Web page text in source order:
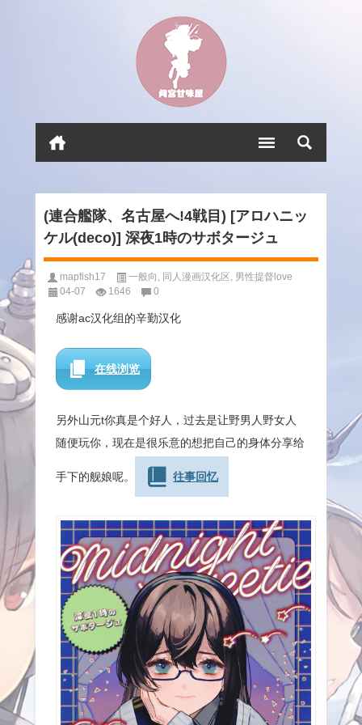
(連合艦隊、名古屋へ!4戦目) [アロハニッ
ケル(deco)] 深夜1時のサボタージュ
mapfish17 一般向 , 同人漫画汉化区 , 男性提督love
04-07
1646 0
感谢ac汉化组的辛勤汉化
在线浏览
另外山元t你真是个好人，过去是让野男人野女人
随便玩你，现在是很乐意的想把自己的身体分享给
手下的舰娘呢。 往事回忆